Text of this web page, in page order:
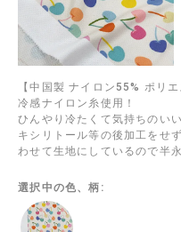
【中国製 ナイロン55% ポリ
冷感ナイロン糸使用！
ひんやり冷たくて気持ちのい
キシリトール等の後加工をせ
わせて生地にしているので半
選択中の色、柄: